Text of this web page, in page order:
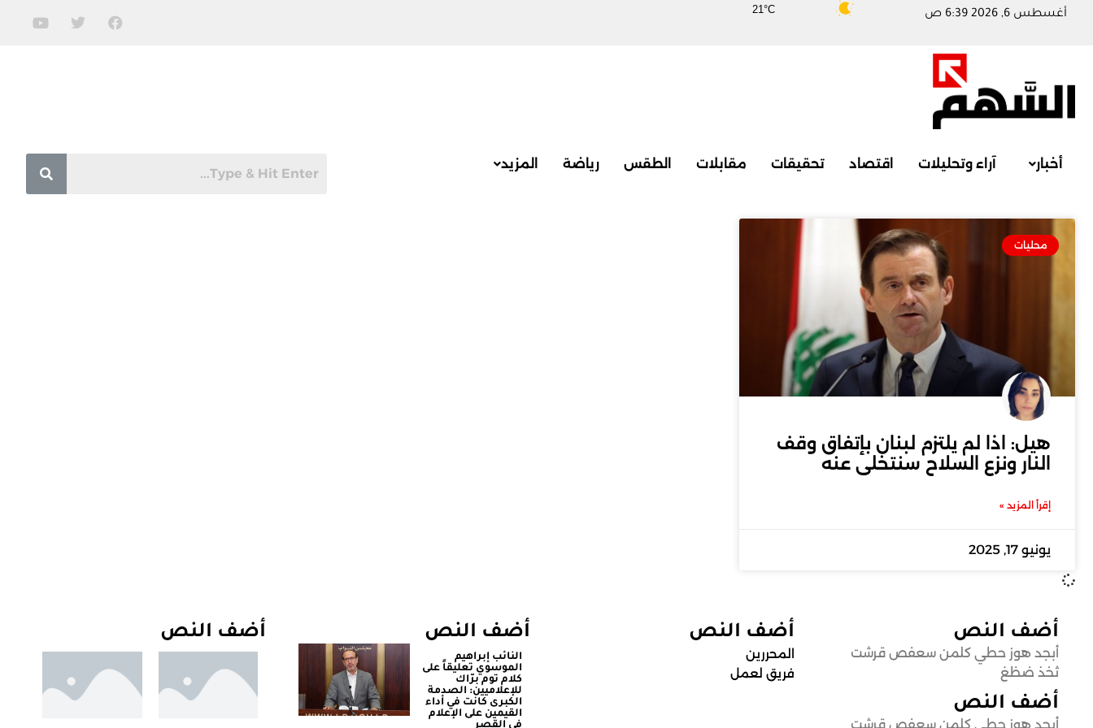
21°C أغسطس 6, 2026 6:39 ص
أخبار آراء وتحليلات اقتصاد تحقيقات مقابلات الطقس رياضة المزيد
محليات
هيل: اذا لم يلتزم لبنان بإتفاق وقف
النار ونزع السلاح سنتخلى عنه
إقرأ المزيد »
يونيو 17, 2025
أضف النص
أبجد هوز حطي كلمن سعفص قرشت
ثخذ ضظغ
أضف النص
أبجد هوز حطي كلمن سعفص قرشت
أضف النص
المحررين
فريق لعمل
أضف النص
النائب إبراهيم
الموسوي تعليقاً على
كلام توم برّاك
للإعلاميين: الصدمة
الكبرى كانت في أداء
القيمين على ‏الإعلام
في القصر
أضف النص